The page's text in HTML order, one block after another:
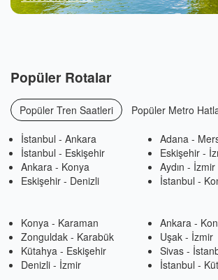
Popüler Rotalar
Popüler Tren Saatleri Popüler Metro
İstanbul - Ankara
İstanbul - Eskişehir
Ankara - Konya
Eskişehir - Denizli
Adana -
Eskişehir -
Aydın - İzmir
İstanbul -
Konya - Karaman
Zonguldak - Karabük
Kütahya - Eskişehir
Denizli - İzmir
Ankara -
Uşak - İzmir
Sivas -
İstanbul -